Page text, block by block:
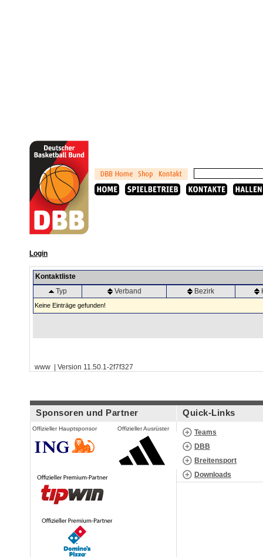
Login
Kontaktliste
Typ
Verband Bezirk
Keine Einträge gefunden!
www | Version 11.50.1-2f7f327
Sponsoren und Partner
Offizieller Hauptsponsor Offizieller Ausrüster
Quick-Links
Teams
DBB
Breitensport
Downloads